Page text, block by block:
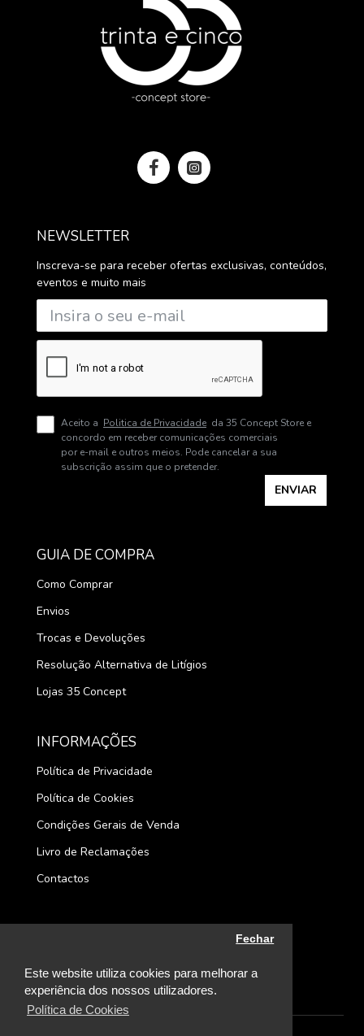
Este website utiliza cookies para melhorar a
experiência dos nossos utilizadores.
Política de Cookies
Fechar
NEWSLETTER
Inscreva-se para receber ofertas exclusivas, conteúdos,
eventos e muito mais
Aceito a Politica de Privacidade da 35 Concept Store e
concordo em receber comunicações comerciais
por e-mail e outros meios. Pode cancelar a sua
subscrição assim que o pretender.
ENVIAR
GUIA DE COMPRA
Como Comprar
Envios
Trocas e Devoluções
Resolução Alternativa de Litígios
Lojas 35 Concept
INFORMAÇÕES
Política de Privacidade
Política de Cookies
Condições Gerais de Venda
Livro de Reclamações
Contactos